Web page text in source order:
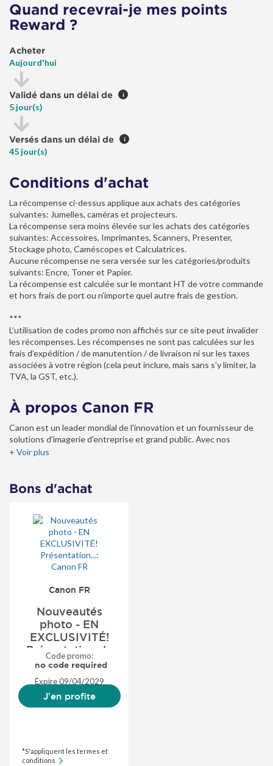
Quand recevrai-je mes points
Reward ?
Acheter
Aujourd'hui
Validé dans un délai de i
5 jour(s)
Versés dans un délai de i
45 jour(s)
Conditions d'achat
La récompense ci-dessus applique aux achats des catégories
suivantes: Jumelles, caméras et projecteurs.
La récompense sera moins élevée sur les achats des catégories
suivantes: Accessoires, Imprimantes, Scanners, Presenter,
Stockage photo, Caméscopes et Calculatrices.
Aucune récompense ne sera versée sur les catégories/produits
suivants: Encre, Toner et Papier.
La récompense est calculée sur le montant HT de votre commande
et hors frais de port ou n’importe quel autre frais de gestion.
***
L’utilisation de codes promo non affichés sur ce site peut invalider
les récompenses. Les récompenses ne sont pas calculées sur les
frais d’expédition / de manutention / de livraison ni sur les taxes
associées à votre région (cela peut inclure, mais sans s’y limiter, la
TVA, la GST, etc.).
À propos Canon FR
Canon est un leader mondial de l'innovation et un fournisseur de
solutions d'imagerie d'entreprise et grand public. Avec nos
produits innovants, nous invitons nos clients et partenaires à
+ Voir plus
Bons d'achat
Canon FR
Nouveautés
photo - EN
EXCLUSIVITÉ!
Présentation du
nouveau...
Code promo:
no code required
Expire09/04/2029
*S'appliquent les termes et
conditions
J'en profite